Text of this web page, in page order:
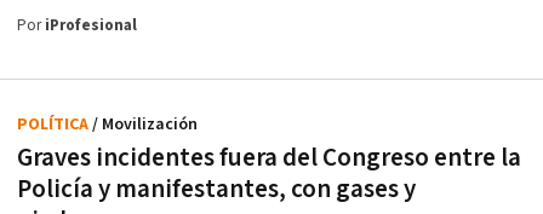
PoriProfesional
Graves incidentes fuera del Congreso entre la
Policía y manifestantes, con gases y
POLÍTICA/ Movilización